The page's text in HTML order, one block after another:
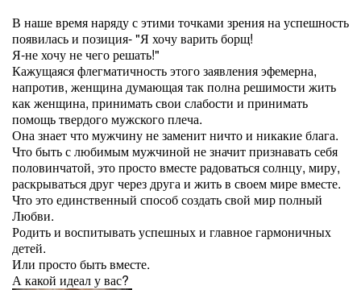
В наше время наряду с этими точками зрения на успешность
появилась и позиция- "Я хочу варить борщ!
Я-не хочу не чего решать!"
Кажущаяся флегматичность этого заявления эфемерна,
напротив, женщина думающая так полна решимости жить
как женщина, принимать свои слабости и принимать
помощь твердого мужского плеча.
Она знает что мужчину не заменит ничто и никакие блага.
Что быть с любимым мужчиной не значит признавать себя
половинчатой, это просто вместе радоваться солнцу, миру,
раскрываться друг через друга и жить в своем мире вместе.
Что это единственный способ создать свой мир полный
Любви.
Родить и воспитывать успешных и главное гармоничных
детей.
Или просто быть вместе.
А какой идеал у вас?